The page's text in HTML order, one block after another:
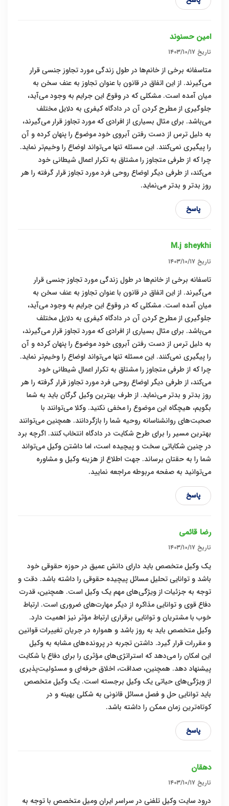
امین حسنوند
تاریخ ۱۴۰۳/۱۰/۱۷
متاسفانه برخی از خانم‌ها در طول زندگی مورد تجاوز جنسی قرار
می‌گیرند. از این اتفاق در قانون با عنوان تجاوز به عنف سخن به
میان آمده است. مشکلی که در وقوع این جرایم به وجود می‌آید،
جلوگیری از مطرح کردن آن در دادگاه کیفری به دلایل مختلف
می‌باشد. برای مثال بسیاری از افرادی که مورد تجاوز قرار می‌گیرند،
به دلیل ترس از دست رفتن آبروی خود موضوع را پنهان کرده و آن
را پیگیری نمی‌کنند. این مسئله تنها می‌تواند اوضاع را وخیم‌تر نماید.
چرا که از طرفی متجاوز را مشتاق به تکرار اعمال شیطانی خود
می‌کند، از طرفی دیگر اوضاع روحی فرد مورد تجاوز قرار گرفته را هر
روز بدتر و بدتر می‌نماید.
پاسخ
M.j sheykhi
تاریخ ۱۴۰۳/۱۰/۱۷
تاسفانه برخی از خانم‌ها در طول زندگی مورد تجاوز جنسی قرار
می‌گیرند. از این اتفاق در قانون با عنوان تجاوز به عنف سخن به
میان آمده است. مشکلی که در وقوع این جرایم به وجود می‌آید،
جلوگیری از مطرح کردن آن در دادگاه کیفری به دلایل مختلف
می‌باشد. برای مثال بسیاری از افرادی که مورد تجاوز قرار می‌گیرند،
به دلیل ترس از دست رفتن آبروی خود موضوع را پنهان کرده و آن
را پیگیری نمی‌کنند. این مسئله تنها می‌تواند اوضاع را وخیم‌تر نماید.
چرا که از طرفی متجاوز را مشتاق به تکرار اعمال شیطانی خود
می‌کند، از طرفی دیگر اوضاع روحی فرد مورد تجاوز قرار گرفته را هر
روز بدتر و بدتر می‌نماید. از طرف بهترین وکیل گرگان باید به شما
بگویم، هیچگاه این موضوع را مخفی نکنید. وکلا می‌توانند با
صحبت‌های روانشناسانه روحیه شما را بازگردانند. همچنین می‌توانند
بهترین مسیر را برای طرح شکایت در دادگاه انتخاب کنند. اگرچه برد
در چنین شکایاتی سخت و پیچیده است، اما داشتن وکیل می‌تواند
شما را به حقتان برساند. جهت اطلاع از هزینه وکیل و مشاوره
می‌توانید به صفحه مربوطه مراجعه نمایید.
پاسخ
رضا قائمی
تاریخ ۱۴۰۳/۱۰/۱۷
یک وکیل متخصص باید دارای دانش عمیق در حوزه حقوقی خود
باشد و توانایی تحلیل مسائل پیچیده حقوقی را داشته باشد. دقت و
توجه به جزئیات از ویژگی‌های مهم یک وکیل است. همچنین، قدرت
دفاع قوی و توانایی مذاکره از دیگر مهارت‌های ضروری است. ارتباط
خوب با مشتریان و توانایی برقراری ارتباط مؤثر نیز اهمیت دارد.
وکیل متخصص باید به روز باشد و همواره در جریان تغییرات قوانین
و مقررات قرار گیرد. داشتن تجربه در پرونده‌های مشابه به وکیل
این امکان را می‌دهد که استراتژی‌های مؤثری را برای دفاع یا شکایت
پیشنهاد دهد. همچنین، صداقت، اخلاق حرفه‌ای و مسئولیت‌پذیری
از ویژگی‌های حیاتی یک وکیل برجسته است. یک وکیل متخصص
باید توانایی حل و فصل مسائل قانونی به شکلی بهینه و در
کوتاه‌ترین زمان ممکن را داشته باشد.
پاسخ
دهقان
تاریخ ۱۴۰۳/۱۰/۱۷
درود سایت وکیل تلفنی در سراسر ایران ومیل متخصص با توجه به